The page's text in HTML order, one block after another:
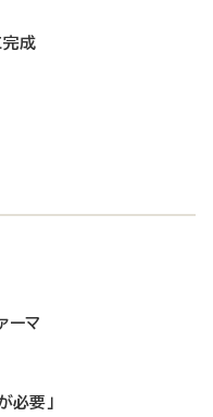
完成
ーマ
必要」